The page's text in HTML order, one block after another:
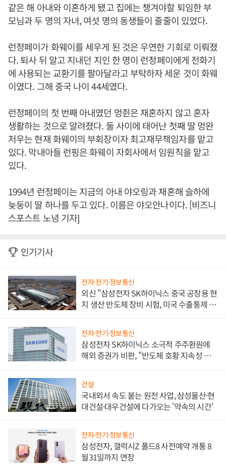
같은 해 아내와 이혼하게 됐고 집에는 챙겨야할 퇴임한 부
모님과 두 명의 자녀, 여섯 명의 동생들이 줄줄이 있었다.
런정페이가 화웨이를 세우게 된 것은 우연한 기회로 이뤄졌
다. 퇴사 뒤 알고 지내던 지인 한 명이 런정페이에게 전화기
에 사용되는 교환기를 팔아달라고 부탁하자 세운 것이 화웨
이였다. 그해 중국 나이 44세였다.
런정페이의 첫 번째 아내였던 멍쥔은 재혼하지 않고 혼자
생활하는 것으로 알려졌다. 둘 사이에 태어난 첫째 딸 멍완
저우는 현재 화웨이의 부회장이자 최고재무책임자를 맡고
있다. 막내아들 런핑은 화웨이 자회사에서 임원직을 맡고
있다.
1994년 런정페이는 지금의 아내 야오링과 재혼해 슬하에
늦둥이 딸 하나를 두고 있다. 이름은 야오안나이다. [비즈니
스포스트 노녕 기자]
인기기사
전자·전기·정보통신
외신 "삼성전자 SK하이닉스 중국 공장용 현
지 생산 반도체 장비 시험, 미국 수출통제 대
전자·전기·정보통신
삼성전자 SK하이닉스 소극적 주주환원에
해외 증권가 비판, "반도체 호황 지속성 의
건설
국내외서 속도 붙는 원전 사업, 삼성물산·현
대건설·대우건설에 다가오는 '약속의 시간'
전자·전기·정보통신
삼성전자, 갤럭시Z 폴드8 사전예약 개통 8
월31일까지 연장